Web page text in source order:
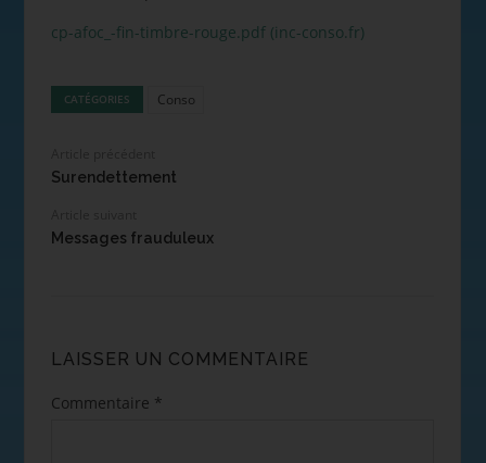
cp-afoc_-fin-timbre-rouge.pdf (inc-conso.fr)
CATÉGORIES Conso
Surendettement
Messages frauduleux
LAISSER UN COMMENTAIRE
Commentaire *